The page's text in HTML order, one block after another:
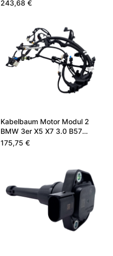
243,68 €
Kabelbaum Motor Modul 2
BMW 3er X5 X7 3.0 B57
12517925932
175,75 €